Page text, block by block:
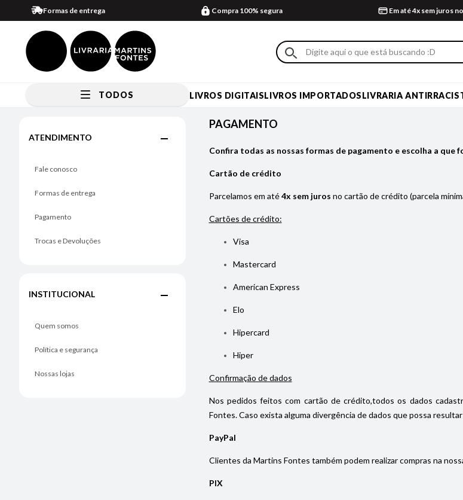
Formas de entrega Compra 100% segura Em até 4x sem juros
TODOS LIVROS DIGITAISLIVROS IMPORTADOSLIVRARIA
Pagamento
ATENDIMENTO
Fale conosco
Formas de entrega
Pagamento
Trocas e Devoluções
INSTITUCIONAL
Quem somos
Política e segurança
Nossas lojas
PAGAMENTO
Confira todas as nossas formas de pagamento e escolha a que
Cartão de crédito
Parcelamos em até4x sem juros no cartão de crédito (parcela
Cartões de crédito:
Visa
Mastercard
American Express
Elo
Hipercard
Hiper
Confirmação de dados
Nos pedidos feitos com cartão de crédito,todos os dados
Fontes. Caso exista alguma divergência de dados que possa
PayPal
Clientes da Martins Fontes também podem realizar compras na
PIX